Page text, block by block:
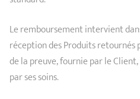
Le remboursement intervient
réception des Produits
de la preuve, fournie par le
par ses soins.